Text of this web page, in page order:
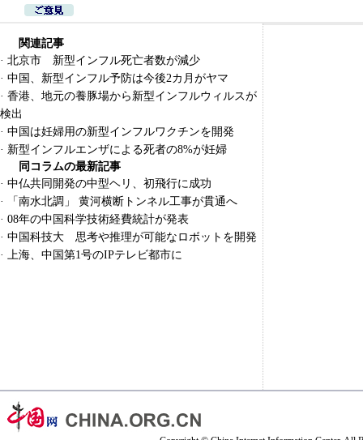
関連記事
· 北京市 新型インフル死亡者数が減少
· 中国、新型インフル予防は今後2カ月がヤマ
· 香港、地元の養豚場から新型インフルウィルスが
検出
· 中国は妊婦用の新型インフルワクチンを開発
· 新型インフルエンザによる死者の8%が妊婦
同コラムの最新記事
· 中仏共同開発の中型ヘリ、初飛行に成功
·
「南水北調」 黄河横断トンネル工事が貫通へ
· 08年の中国科学技術経費統計が発表
· 中国科技大 思考や推理が可能なロボットを開発
· 上海、中国第1号のIPテレビ都市に